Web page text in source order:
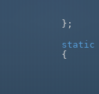
} ;
static
{